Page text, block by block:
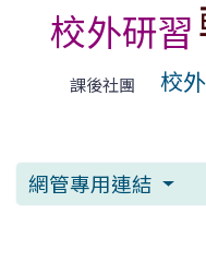
校外研習
課後社團 校
網管專用連結